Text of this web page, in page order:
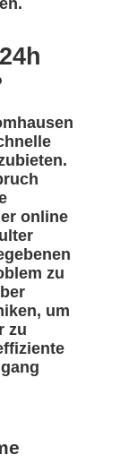
online
zu
um
zu